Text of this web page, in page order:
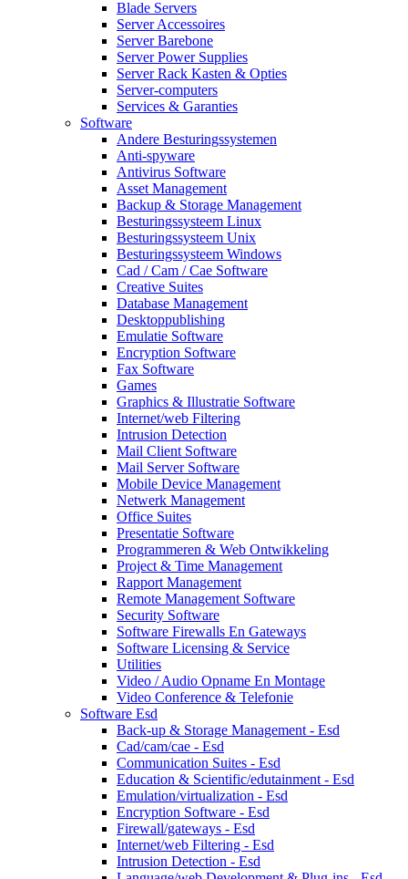
Blade Servers
Server Accessoires
Server Barebone
Server Power Supplies
Server Rack Kasten & Opties
Server-computers
Services & Garanties
Software
Andere Besturingssystemen
Anti-spyware
Antivirus Software
Asset Management
Backup & Storage Management
Besturingssysteem Linux
Besturingssysteem Unix
Besturingssysteem Windows
Cad / Cam / Cae Software
Creative Suites
Database Management
Desktoppublishing
Emulatie Software
Encryption Software
Fax Software
Games
Graphics & Illustratie Software
Internet/web Filtering
Intrusion Detection
Mail Client Software
Mail Server Software
Mobile Device Management
Netwerk Management
Office Suites
Presentatie Software
Programmeren & Web Ontwikkeling
Project & Time Management
Rapport Management
Remote Management Software
Security Software
Software Firewalls En Gateways
Software Licensing & Service
Utilities
Video / Audio Opname En Montage
Video Conference & Telefonie
Software Esd
Back-up & Storage Management - Esd
Cad/cam/cae - Esd
Communication Suites - Esd
Education & Scientific/edutainment - Esd
Emulation/virtualization - Esd
Encryption Software - Esd
Firewall/gateways - Esd
Internet/web Filtering - Esd
Intrusion Detection - Esd